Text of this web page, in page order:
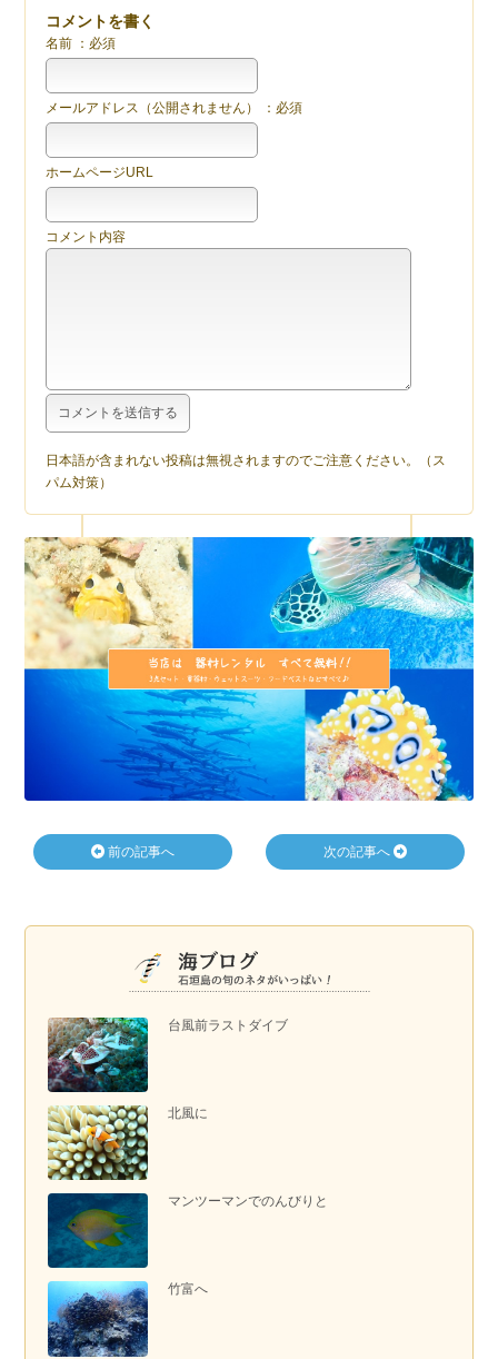
台風前ラストダイブ
北風に
マンツーマンでのんびりと
竹富へ
コメントを書く
名前 ：必須
メールアドレス（公開されません） ：必須
ホームページURL
コメント内容
日本語が含まれない投稿は無視されますのでご注意ください。（ス
パム対策）
前の記事へ 次の記事へ